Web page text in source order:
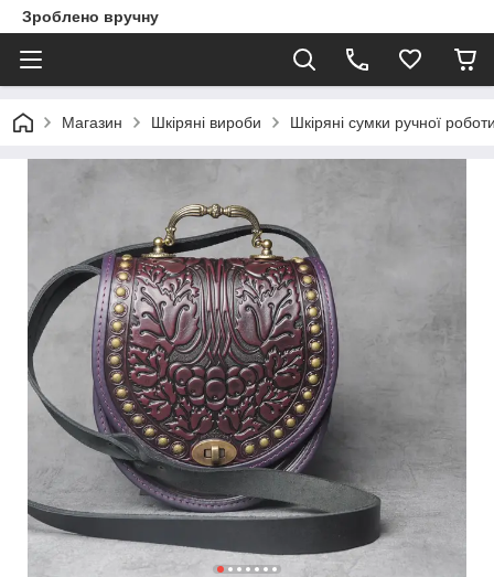
Зроблено вручну
Магазин Шкіряні вироби Шкіряні сумки ручної